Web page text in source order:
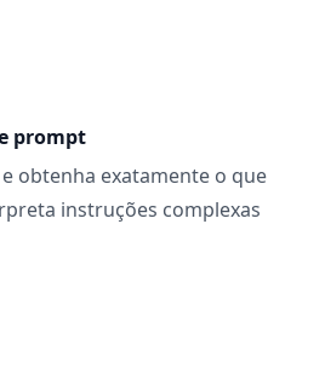
prompt
obtenha exatamente o que
instruções complexas